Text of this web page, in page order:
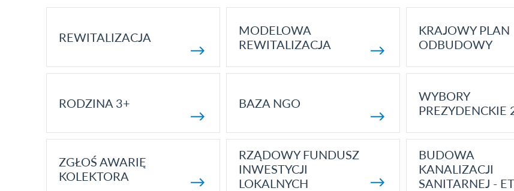
REWITALIZACJA
MODELOWA
REWITALIZACJA
KRAJOWY PLAN
ODBUDOWY
RODZINA 3+ BAZA NGO
WYBORY
PREZYDENCKIE
ZGŁOŚ AWARIĘ
KOLEKTORA
RZĄDOWY FUNDUSZ
INWESTYCJI
LOKALNYCH
BUDOWA
KANALIZACJI
SANITARNEJ -